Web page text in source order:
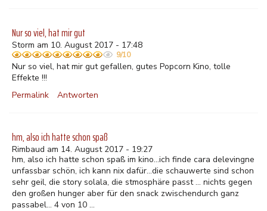
Nur so viel, hat mir gut
Storm am 10. August 2017 - 17:48
9/10
Nur so viel, hat mir gut gefallen, gutes Popcorn Kino, tolle
Effekte !!!
Permalink
Antworten
hm, also ich hatte schon spaß
Rimbaud am 14. August 2017 - 19:27
hm, also ich hatte schon spaß im kino...ich finde cara delevingne
unfassbar schön, ich kann nix dafür...die schauwerte sind schon
sehr geil, die story solala, die stmosphäre passt ... nichts gegen
den großen hunger aber für den snack zwischendurch ganz
passabel... 4 von 10 ...